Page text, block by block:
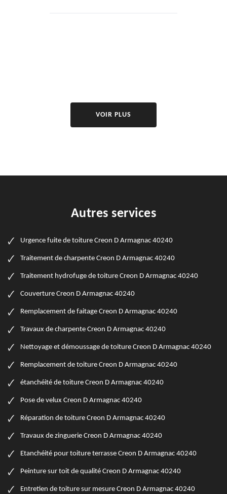
VOIR PLUS
Autres services
Urgence fuite de toiture Creon D Armagnac 40240
Traitement de charpente Creon D Armagnac 40240
Traitement hydrofuge de toiture Creon D Armagnac 40240
Couverture Creon D Armagnac 40240
Remplacement de faitage Creon D Armagnac 40240
Travaux de charpente Creon D Armagnac 40240
Nettoyage et démoussage de toiture Creon D Armagnac 40240
Remplacement de toiture Creon D Armagnac 40240
étanchéité de toiture Creon D Armagnac 40240
Pose de velux Creon D Armagnac 40240
Réparation de toiture Creon D Armagnac 40240
Travaux de zinguerie Creon D Armagnac 40240
Etanchéité pour toiture terrasse Creon D Armagnac 40240
Peinture sur toit de qualité Creon D Armagnac 40240
Entretien de toiture sur mesure Creon D Armagnac 40240